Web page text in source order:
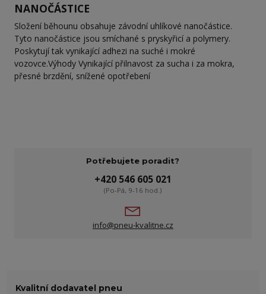
NANOČÁSTICE
Složení běhounu obsahuje závodní uhlíkové nanočástice.
Tyto nanočástice jsou smíchané s pryskyřicí a polymery.
Poskytují tak vynikající adhezi na suché i mokré
vozovce.Výhody Vynikající přilnavost za sucha i za mokra,
přesné brzdění, snížené opotřebení
Potřebujete poradit?
+420 546 605 021
(Po-Pá, 9-16 hod.)
info@pneu-kvalitne.cz
Kvalitní dodavatel pneu